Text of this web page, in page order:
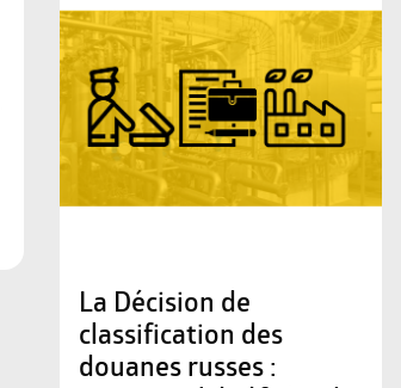
La Décision de
classification des
douanes russes :